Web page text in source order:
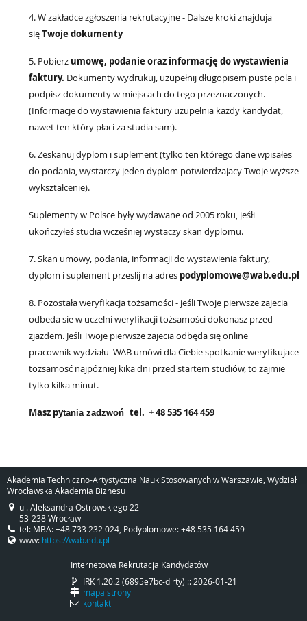
4. W zakładce zgłoszenia rekrutacyjne - Dalsze kroki znajduja
sięTwoje dokumenty
5. Pobierz umowę, podanie oraz informację do wystawienia
faktury. Dokumenty wydrukuj, uzupełnij długopisem puste pola i
podpisz dokumenty w miejscach do tego przeznaczonych.
(Informacje do wystawienia faktury uzupełnia każdy kandydat,
nawet ten który płaci za studia sam).
6. Zeskanuj dyplom i suplement (tylko ten którego dane wpisałes
do podania, wystarczy jeden dyplom potwierdzajacy Twoje wyższe
wykształcenie).
Suplementy w Polsce były wydawane od 2005 roku, jeśłi
ukończyłeś studia wcześniej wystaczy skan dyplomu.
7. Skan umowy, podania, informacji do wystawienia faktury,
dyplom i suplement przeslij na adres podyplomowe@wab.edu.pl
8. Pozostała weryfikacja tożsamości - jeśli Twoje pierwsze zajecia
odbeda sie w uczelni weryfikacji tożsamości dokonasz przed
zjazdem. Jeśli Twoje pierwsze zajecia odbęda się online
pracownikwydziału WAB umówi dla Ciebie spotkanie weryfikujace
tożsamosć najpózniej kika dni przed startem studiów, to zajmie
tylko kilka minut.
Masz pytania zadzwoń tel. + 48 535 164 459
Akademia Techniczno-Artystyczna Nauk Stosowanych w Warszawie, Wydział
Wrocławska Akademia Biznesu
ul. Aleksandra Ostrowskiego 22
53-238 Wrocław
tel: MBA: +48 733 232 024, Podyplomowe: +48 535 164 459
www: https://wab.edu.pl
Internetowa Rekrutacja Kandydatów
IRK 1.20.2 (6895e7bc-dirty) :: 2026-01-21
mapa strony
kontakt